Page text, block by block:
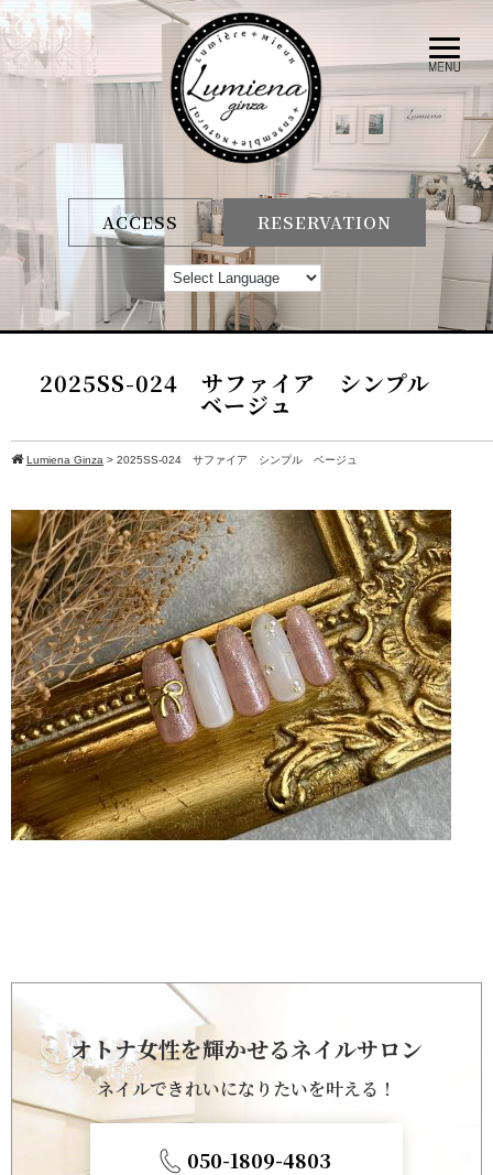
ACCESS RESERVATION
2025SS-024 サファイア シンプル
ベージュ
Lumiena Ginza > 2025SS-024 サファイア シンプル ベージュ
オトナ女性を輝かせるネイルサロン
ネイルできれいになりたいを叶える！
050-1809-4803